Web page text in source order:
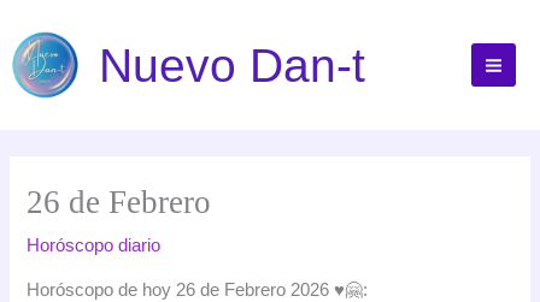
contenido
Nuevo Dan-t
26 de Febrero
Horóscopo diario
Horóscopo de hoy 26 de Febrero 2026 ♥️🤗: